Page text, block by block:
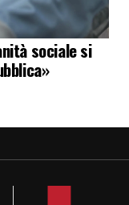
sociale si